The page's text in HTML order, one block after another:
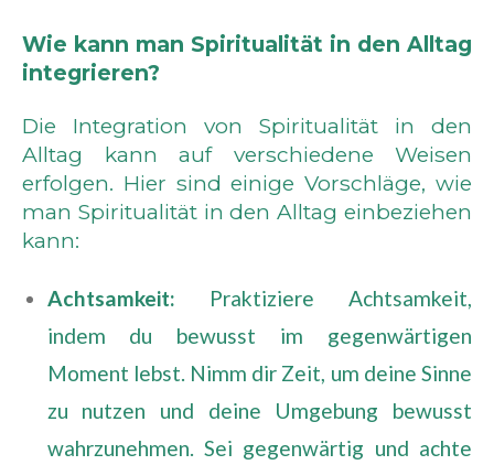
Wie kann man Spiritualität in den Alltag
integrieren?
Die Integration von Spiritualität in den
Alltag kann auf verschiedene Weisen
erfolgen. Hier sind einige Vorschläge, wie
man Spiritualität in den Alltag einbeziehen
kann:
Achtsamkeit: Praktiziere Achtsamkeit,
indem du bewusst im gegenwärtigen
Moment lebst. Nimm dir Zeit, um deine Sinne
zu nutzen und deine Umgebung bewusst
wahrzunehmen. Sei gegenwärtig und achte